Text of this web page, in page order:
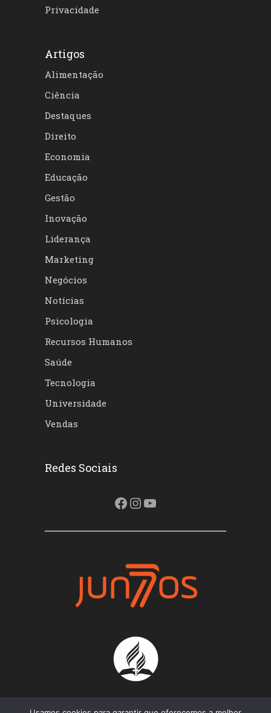
Privacidade
Artigos
Alimentação
Ciência
Destaques
Direito
Economia
Educação
Gestão
Inovação
Liderança
Marketing
Negócios
Notícias
Psicologia
Recursos Humanos
Saúde
Tecnologia
Universidade
Vendas
Redes Sociais
Facebook
Instagram
Youtube